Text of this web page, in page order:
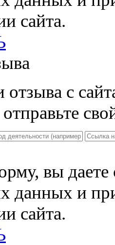
сайта.
отзыва с
вы даете
данных и
сайта.